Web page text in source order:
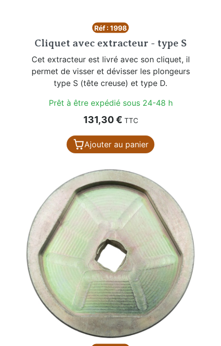
Réf : 1998
Cliquet avec extracteur - type S
Cet extracteur est livré avec son cliquet, il
permet de visser et dévisser les plongeurs
type S (tête creuse) et type D.
Prêt à être expédié sous 24-48 h
Prix
131,30 € TTC
Ajouter au panier